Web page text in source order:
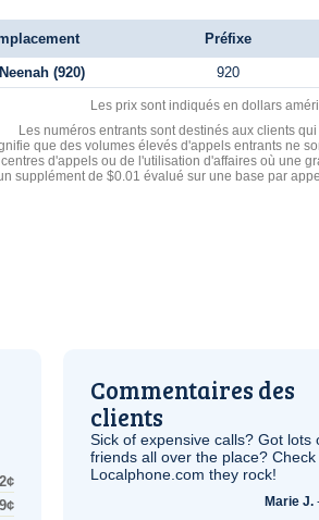
Préfixe
Neenah (920) 920
Les prix sont indiqués en dollars
Les numéros entrants sont destinés aux clients
que des volumes élevés d'appels entrants ne
centres d'appels ou de l'utilisation d'affaires où une
supplément de $0.01 évalué sur une base par
Commentaires des
clients
Sick of expensive calls? Got lots
friends all over the place? Check
Localphone.com they rock!
Marie J.